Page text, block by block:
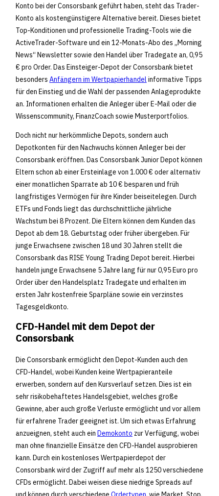
Konto bei der Consorsbank geführt haben, steht das Trader-
Konto als kostengünstigere Alternative bereit. Dieses bietet
Top-Konditionen und professionelle Trading-Tools wie die
ActiveTrader-Software und ein 12-Monats-Abo des „Morning
News“ Newsletter sowie den Handel über Tradegate an, 0,95
€ pro Order. Das Einsteiger-Depot der Consorsbank bietet
besonders Anfängern im Wertpapierhandel informative Tipps
für den Einstieg und die Wahl der passenden Anlageprodukte
an. Informationen erhalten die Anleger über E-Mail oder die
Wissenscommunity, FinanzCoach sowie Musterportfolios.
Doch nicht nur herkömmliche Depots, sondern auch
Depotkonten für den Nachwuchs können Anleger bei der
Consorsbank eröffnen. Das Consorsbank Junior Depot können
Eltern schon ab einer Ersteinlage von 1.000 € oder alternativ
einer monatlichen Sparrate ab 10 € besparen und früh
langfristiges Vermögen für ihre Kinder beiseitelegen. Durch
ETFs und Fonds liegt das durchschnittliche jährliche
Wachstum bei 8 Prozent. Die Eltern können dem Kunden das
Depot ab dem 18. Geburtstag oder früher übergeben. Für
junge Erwachsene zwischen 18 und 30 Jahren stellt die
Consorsbank das RISE Young Trading Depot bereit. Hierbei
handeln junge Erwachsene 5 Jahre lang für nur 0,95 Euro pro
Order über den Handelsplatz Tradegate und erhalten im
ersten Jahr kostenfreie Sparpläne sowie ein verzinstes
Tagesgeldkonto.
CFD-Handel mit dem Depot der
Consorsbank
Die Consorsbank ermöglicht den Depot-Kunden auch den
CFD-Handel, wobei Kunden keine Wertpapieranteile
erwerben, sondern auf den Kursverlauf setzen. Dies ist ein
sehr risikobehaftetes Handelsgebiet, welches große
Gewinne, aber auch große Verluste ermöglicht und vor allem
für erfahrene Trader geeignet ist. Um sich etwas Erfahrung
anzueignen, steht auch ein Demokonto zur Verfügung, wobei
man ohne finanzielle Einsätze den CFD-Handel ausprobieren
kann. Durch ein kostenloses Wertpapierdepot der
Consorsbank wird der Zugriff auf mehr als 1250 verschiedene
CFDs ermöglicht. Dabei weisen diese niedrige Spreads auf